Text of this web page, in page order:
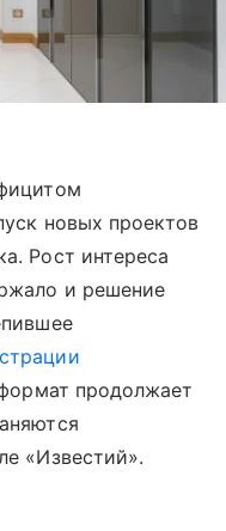
новых проектов
Рост интереса
и решение
продолжает
«Известий».